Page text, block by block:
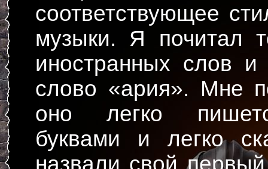
соответствующее
музыки. Я почитал
иностранных слов
слово «ария». Мне
оно легко
буквами и легко
назвали свой